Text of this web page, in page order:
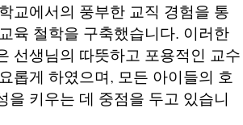
교에서의 풍부한 교직 경험을 통
육 철학을 구축했습니다. 이러한
선생님의 따뜻하고 포용적인 교수
롭게 하였으며, 모든 아이들의 호
을 키우는 데 중점을 두고 있습니